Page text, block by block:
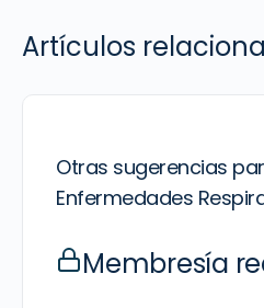
Artículos
Otras sugerencias
Enfermedades
Membresía